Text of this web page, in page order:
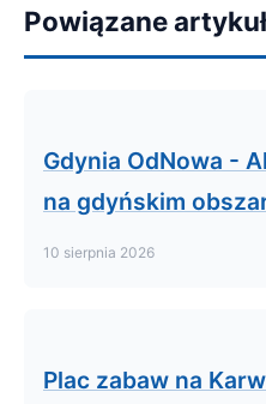
Powiązane
Gdynia OdNowa -
na gdyńskim
10 sierpnia 2026
Plac zabaw na